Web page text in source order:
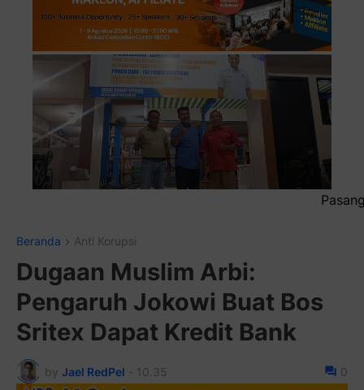
Pasang Iklan Running
Beranda Anti Korupsi
Dugaan Muslim Arbi:
Pengaruh Jokowi Buat Bos
Sritex Dapat Kredit Bank
by Jael RedPel - 10.35 0